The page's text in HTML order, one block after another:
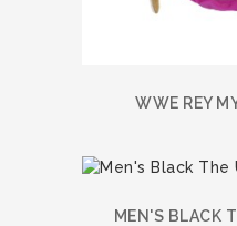
WWE REY
MEN'S BLACK